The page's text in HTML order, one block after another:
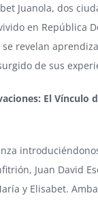
Juanola, dos
en República
revelan
de sus
El Vínculo
Juan David
y Elisabet.